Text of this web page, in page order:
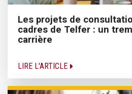
Les projets de
cadres de Telfer : un
carrière
LIRE L'ARTICLE